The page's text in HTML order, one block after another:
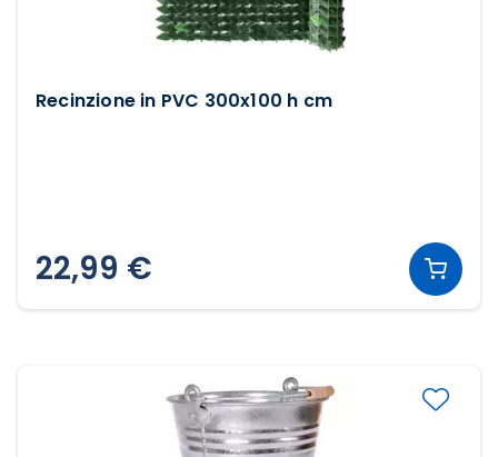
Recinzione in PVC 300x100 h cm
22,99 €